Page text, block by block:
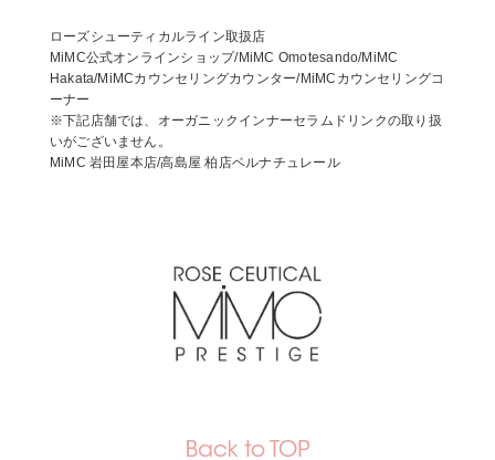
ローズシューティカルライン取扱店
MiMC公式オンラインショップ/MiMC Omotesando/MiMC
Hakata/MiMCカウンセリングカウンター/MiMCカウンセリングコ
ーナー
※下記店舗では、オーガニックインナーセラムドリンクの取り扱
いがございません。
MiMC 岩田屋本店/高島屋 柏店ベルナチュレール